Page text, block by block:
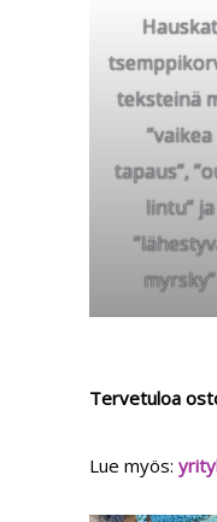
Hauskat
teksteinä
”vaikea
tapaus”,
lintu” ja
myrsky”
Tervetuloa
Lue myös: